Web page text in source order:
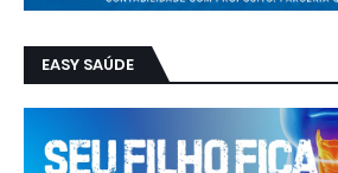
EASY SAÚDE